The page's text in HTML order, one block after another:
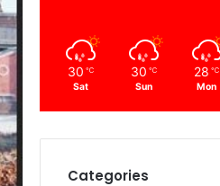
30 ℃
Sat
30 ℃
Sun
28 ℃
Mon
Categories